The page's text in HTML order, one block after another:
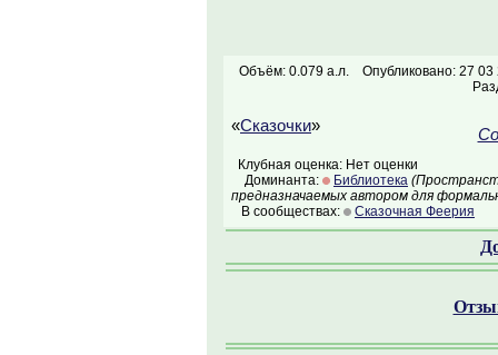
Объём: 0.079 а.л.
Опубликовано: 27 03
«Сказочки»
Клубная оценка: Нет оценки
Доминанта:
Библиотека
предназначаемых автором для
В сообществах:
Сказочная Феерия